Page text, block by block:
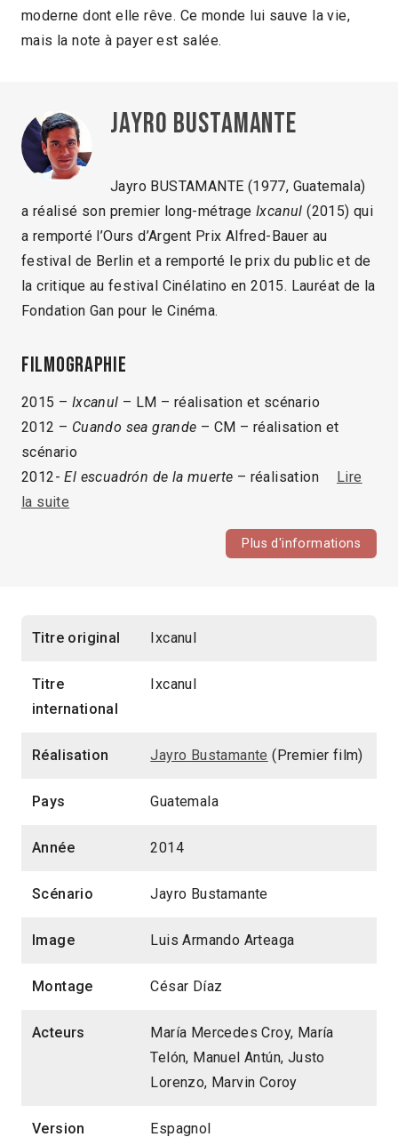
moderne dont elle rêve. Ce monde lui sauve la vie,
mais la note à payer est salée.
Jayro Bustamante
Jayro BUSTAMANTE (1977, Guatemala)
a réalisé son premier long-métrage Ixcanul (2015) qui
a remporté l’Ours d’Argent Prix Alfred-Bauer au
festival de Berlin et a remporté le prix du public et de
la critique au festival Cinélatino en 2015. Lauréat de la
Fondation Gan pour le Cinéma.
Filmographie
2015 – Ixcanul – LM – réalisation et scénario
2012 – Cuando sea grande – CM – réalisation et
scénario
2012-El escuadrón de la muerte – réalisation
Lire
la suite
Plus d'informations
Titre original Ixcanul
Titre
international
Ixcanul
Réalisation Jayro Bustamante (Premier film)
Pays Guatemala
Année 2014
Scénario Jayro Bustamante
Image Luis Armando Arteaga
Montage César Díaz
Acteurs
María Mercedes Croy, María
Telón, Manuel Antún, Justo
Lorenzo, Marvin Coroy
Version Espagnol